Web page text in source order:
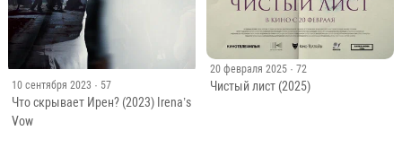
10 сентября 2023 · 57
Что скрывает Ирен? (2023) Irena’s
Vow
20 февраля 2025 · 72
Чистый лист (2025)